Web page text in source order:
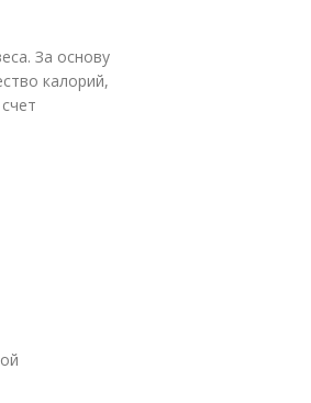
За основу
калорий,